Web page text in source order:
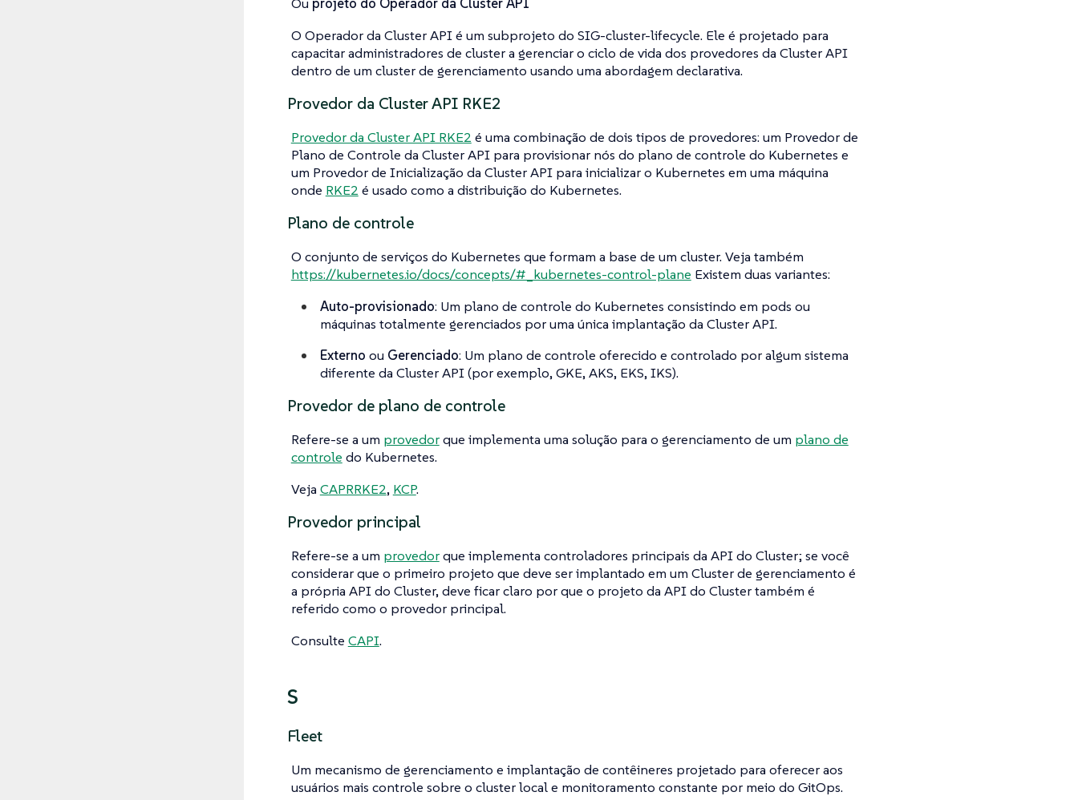
O Operador da Cluster API é um subprojeto do SIG-cluster-lifecycle. Ele é projetado para
capacitar administradores de cluster a gerenciar o ciclo de vida dos provedores da Cluster API
dentro de um cluster de gerenciamento usando uma abordagem declarativa.
Provedor da Cluster API RKE2
Provedor da Cluster API RKE2 é uma combinação de dois tipos de provedores: um Provedor de
Plano de Controle da Cluster API para provisionar nós do plano de controle do Kubernetes e
um Provedor de Inicialização da Cluster API para inicializar o Kubernetes em uma máquina
onde RKE2 é usado como a distribuição do Kubernetes.
Plano de controle
O conjunto de serviços do Kubernetes que formam a base de um cluster. Veja também
https://kubernetes.io/docs/concepts/#_kubernetes-control-plane Existem duas variantes:
Auto-provisionado: Um plano de controle do Kubernetes consistindo em pods ou
máquinas totalmente gerenciados por uma única implantação da Cluster API.
Externo ou Gerenciado: Um plano de controle oferecido e controlado por algum sistema
diferente da Cluster API (por exemplo, GKE, AKS, EKS, IKS).
Provedor de plano de controle
Refere-se a um provedorque implementa uma solução para o gerenciamento de um plano de
controle do Kubernetes.
Veja CAPRRKE2, KCP.
Provedor principal
Refere-se a um provedorque implementa controladores principais da API do Cluster; se você
considerar que o primeiro projeto que deve ser implantado em um Cluster de gerenciamento é
a própria API do Cluster, deve ficar claro por que o projeto da API do Cluster também é
referido como o provedor principal.
Consulte CAPI.
S
Fleet
Um mecanismo de gerenciamento e implantação de contêineres projetado para oferecer aos
usuários mais controle sobre o cluster local e monitoramento constante por meio do GitOps.